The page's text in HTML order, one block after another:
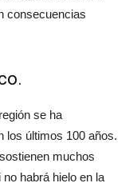
consecuencias
se ha
los últimos 100 años.
muchos
habrá hielo en la